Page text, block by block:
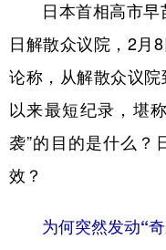
食品 人
学术中国 乡村
城市 旅游
彩票 娱
文化产业
日本首相高市早
日解散众议院，2月
论称，从解散众议
以来最短纪录，堪
袭”的目的是什么？
效？
为何突然发动“